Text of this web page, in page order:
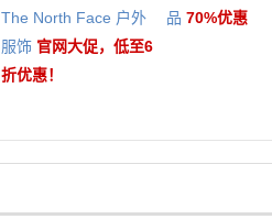
The North Face 户外
服饰 官网大促，低至6
折优惠！
品 70%优惠